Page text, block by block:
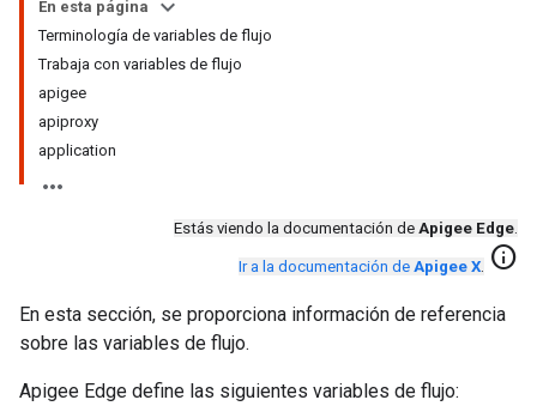
En esta página
Terminología de variables de flujo
Trabaja con variables de flujo
apigee
apiproxy
application
Estás viendo la documentación de Apigee Edge.
Ir a la documentación de Apigee X. info
En esta sección, se proporciona información de referencia
sobre las variables de flujo.
Apigee Edge define las siguientes variables de flujo: